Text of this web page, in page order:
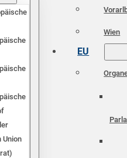
Union
Wien
EU